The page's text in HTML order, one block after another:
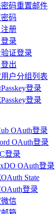
码重置邮件
码
册
录
证登录
出
户分组列表
登录
登录
OAuth登录
OAuth登录
登录
OAuth登录
State
登录
信